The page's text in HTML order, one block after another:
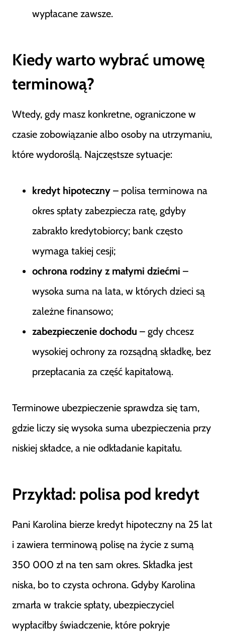
wypłacane zawsze.
Kiedy warto wybrać umowę
terminową?
Wtedy, gdy masz konkretne, ograniczone w
czasie zobowiązanie albo osoby na utrzymaniu,
które wydoroślą. Najczęstsze sytuacje:
kredyt hipoteczny – polisa terminowa na
okres spłaty zabezpiecza ratę, gdyby
zabrakło kredytobiorcy; bank często
wymaga takiej cesji;
ochrona rodziny z małymi dziećmi –
wysoka suma na lata, w których dzieci są
zależne finansowo;
zabezpieczenie dochodu – gdy chcesz
wysokiej ochrony za rozsądną składkę, bez
przepłacania za część kapitałową.
Terminowe ubezpieczenie sprawdza się tam,
gdzie liczy się wysoka suma ubezpieczenia przy
niskiej składce, a nie odkładanie kapitału.
Przykład: polisa pod kredyt
Pani Karolina bierze kredyt hipoteczny na 25 lat
i zawiera terminową polisę na życie z sumą
350 000 zł na ten sam okres. Składka jest
niska, bo to czysta ochrona. Gdyby Karolina
zmarła w trakcie spłaty, ubezpieczyciel
wypłaciłby świadczenie, które pokryje